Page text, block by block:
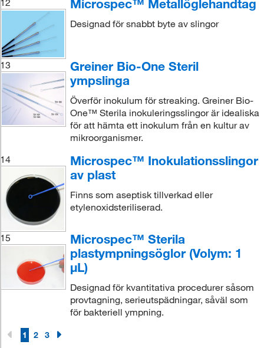
Microspec™ Metallöglehandtag
Designad för snabbt byte av slingor
13
Greiner Bio-One Steril
ympslinga
Överför inokulum för streaking. Greiner Bio-
One™ Sterila inokuleringsslingor är idealiska
för att hämta ett inokulum från en kultur av
mikroorganismer.
14
Microspec™ Inokulationsslingor
av plast
Finns som aseptisk tillverkad eller
etylenoxidsteriliserad.
15
Microspec™ Sterila
plastympningsöglor (Volym: 1
μL)
Designad för kvantitativa procedurer såsom
provtagning, serieutspädningar, såväl som
för bakteriell ympning.
1 2 3